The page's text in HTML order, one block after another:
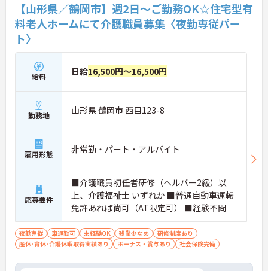
【山形県／鶴岡市】週2日～ご勤務OK☆住宅型有
料老人ホームにて介護職員募集〈夜勤専従パー
ト〉
給料 日給16,500円～16,500円
勤務地 山形県 鶴岡市 西目123-8
雇用形態 非常勤・パート・アルバイト
応募要件
■介護職員初任者研修（ヘルパー2級）以
上、介護福祉士 いずれか ■普通自動車運転
免許あれば尚可（AT限定可） ■経験不問
夜勤専従 車通勤可 未経験OK 残業少なめ
研修制度あり
産休･育休･介護休暇取得実績あり
ボーナス・賞与あり 社会保険完備